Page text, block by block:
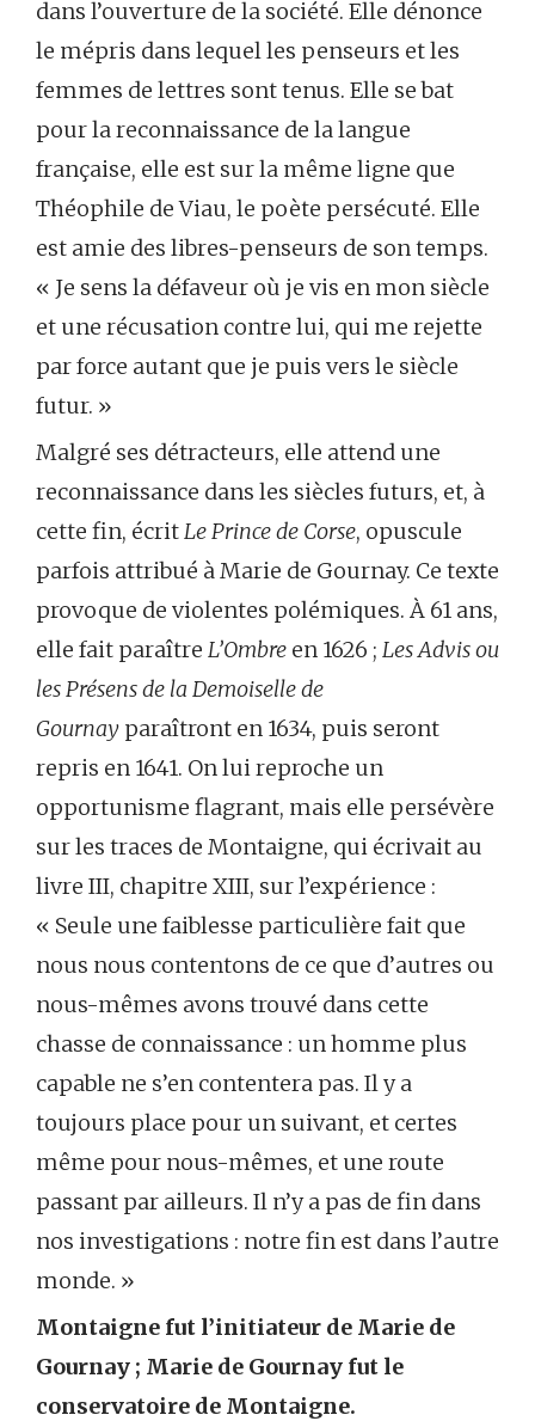
dans l’ouverture de la société. Elle dénonce
le mépris dans lequel les penseurs et les
femmes de lettres sont tenus. Elle se bat
pour la reconnaissance de la langue
française, elle est sur la même ligne que
Théophile de Viau, le poète persécuté. Elle
est amie des libres-penseurs de son temps.
« Je sens la défaveur où je vis en mon siècle
et une récusation contre lui, qui me rejette
par force autant que je puis vers le siècle
futur. »
Malgré ses détracteurs, elle attend une
reconnaissance dans les siècles futurs, et, à
cette fin, écritLe Prince de Corse, opuscule
parfois attribué à Marie de Gournay. Ce texte
provoque de violentes polémiques. À 61 ans,
elle fait paraître L’Ombre en 1626 ; Les Advis ou
les Présens de la Demoiselle de
Gournay paraîtront en 1634, puis seront
repris en 1641. On lui reproche un
opportunisme flagrant, mais elle persévère
sur les traces de Montaigne, qui écrivait au
livre III, chapitre XIII, sur l’expérience :
« Seule une faiblesse particulière fait que
nous nous contentons de ce que d’autres ou
nous-mêmes avons trouvé dans cette
chasse de connaissance : un homme plus
capable ne s’en contentera pas. Il y a
toujours place pour un suivant, et certes
même pour nous-mêmes, et une route
passant par ailleurs. Il n’y a pas de fin dans
nos investigations : notre fin est dans l’autre
monde. »
Montaigne fut l’initiateur de Marie de
Gournay ; Marie de Gournay fut le
conservatoire de Montaigne.